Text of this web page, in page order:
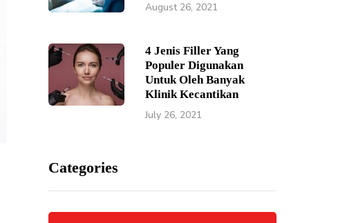
August 26, 2021
4 Jenis Filler Yang
Populer Digunakan
Untuk Oleh Banyak
Klinik Kecantikan
July 26, 2021
Categories